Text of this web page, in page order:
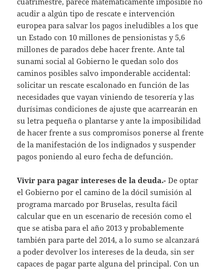
acudir a algún tipo de rescate e intervención
europea para salvar los pagos ineludibles a los que
un Estado con 10 millones de pensionistas y 5,6
millones de parados debe hacer frente. Ante tal
sunami social al Gobierno le quedan solo dos
caminos posibles salvo imponderable accidental:
solicitar un rescate escalonado en función de las
necesidades que vayan viniendo de tesorería y las
durísimas condiciones de ajuste que acarrearán en
su letra pequeña o plantarse y ante la imposibilidad
de hacer frente a sus compromisos ponerse al frente
de la manifestación de los indignados y suspender
pagos poniendo al euro fecha de defunción.
Vivir para pagar intereses de la deuda.-De optar
el Gobierno por el camino de la dócil sumisión al
programa marcado por Bruselas, resulta fácil
calcular que en un escenario de recesión como el
que se atisba para el año 2013 y probablemente
también para parte del 2014, a lo sumo se alcanzará
a poder devolver los intereses de la deuda, sin ser
capaces de pagar parte alguna del principal. Con un